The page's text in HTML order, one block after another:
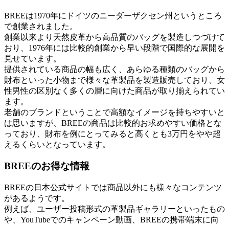
BREEは1970年にドイツのニーダーザクセン州というところ
で創業されました。
創業以来より天然皮革から高品質のバッグを製造しつづけて
おり、1976年には比較的創業から早い段階で国際的な展開を
見せています。
提供されている商品の幅も広く、あらゆる種類のバッグから
財布といった小物まで様々な革製品を製造販売しており、女
性男性の区別なく多くの層に向けた商品が取り揃えられてい
ます。
老舗のブランドということで高額なイメージを持ちやすいと
は思いますが、BREEの商品は比較的お求めやすい価格とな
っており、財布を例にとってみると高くとも3万円をやや超
えるくらいとなっています。
BREEのお得な情報
BREEの日本公式サイトでは商品以外にも様々なコンテンツ
があるようです。
例えば、ユーザー投稿形式の革製品ギャラリーといったもの
や、YouTubeでのキャンペーン動画、BREEの携帯端末に向